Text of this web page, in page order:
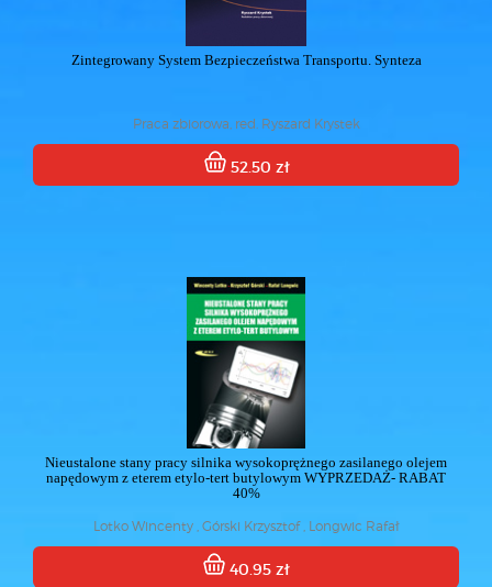
Zintegrowany System Bezpieczeństwa Transportu. Synteza
Praca zbiorowa, red. Ryszard Krystek
52.50 zł
Nieustalone stany pracy silnika wysokoprężnego zasilanego olejem
napędowym z eterem etylo-tert butylowym WYPRZEDAŻ- RABAT
40%
Lotko Wincenty , Górski Krzysztof , Longwic Rafał
40.95 zł